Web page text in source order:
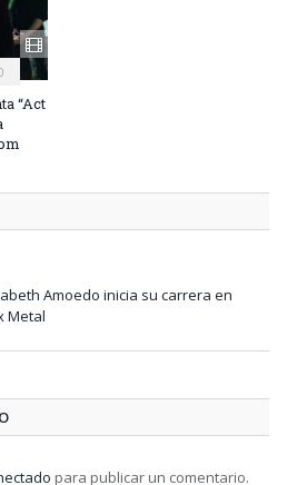
“Act
Amoedo inicia su carrera en
Metal
para publicar un comentario.